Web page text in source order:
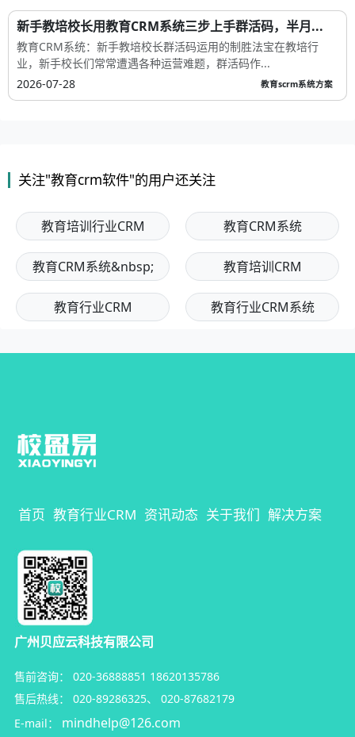
新手教培校长用教育CRM系统三步上手群活码，半月...
教育CRM系统：新手教培校长群活码运用的制胜法宝在教培行
业，新手校长们常常遭遇各种运营难题，群活码作...
2026-07-28
教育scrm系统方案
关注"教育crm软件"的用户还关注
教育培训行业CRM 教育CRM系统
教育CRM系统&nbsp; 教育培训CRM
教育行业CRM 教育行业CRM系统
首页 教育行业CRM 资讯动态 关于我们 解决方案
广州贝应云科技有限公司
售前咨询： 020-36888851 18620135786
售后热线：
020-89286325、 020-87682179
E-mail：
mindhelp@126.com